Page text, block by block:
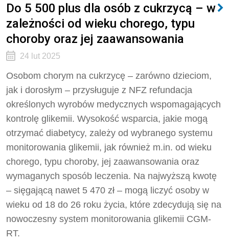
Do 5 500 plus dla osób z cukrzycą – w
zależności od wieku chorego, typu
choroby oraz jej zaawansowania
24 lut 2025
Osobom chorym na cukrzycę – zarówno dzieciom,
jak i dorosłym – przysługuje z NFZ refundacja
określonych wyrobów medycznych wspomagających
kontrolę glikemii. Wysokość wsparcia, jakie mogą
otrzymać diabetycy, zależy od wybranego systemu
monitorowania glikemii, jak również m.in. od wieku
chorego, typu choroby, jej zaawansowania oraz
wymaganych sposób leczenia. Na najwyższą kwotę
– sięgającą nawet 5 470 zł – mogą liczyć osoby w
wieku od 18 do 26 roku życia, które zdecydują się na
nowoczesny system monitorowania glikemii CGM-
RT.